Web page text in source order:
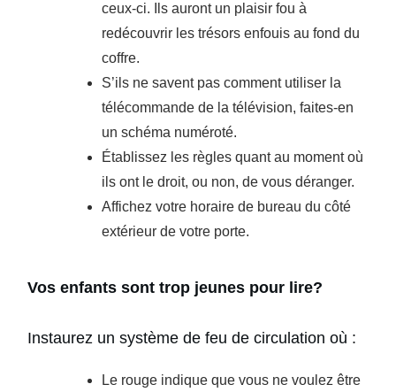
ceux-ci. Ils auront un plaisir fou à
redécouvrir les trésors enfouis au fond du
coffre.
S’ils ne savent pas comment utiliser la
télécommande de la télévision, faites-en
un schéma numéroté.
Établissez les règles quant au moment où
ils ont le droit, ou non, de vous déranger.
Affichez votre horaire de bureau du côté
extérieur de votre porte.
Vos enfants sont trop jeunes pour lire?
Instaurez un système de feu de circulation où :
Le rouge indique que vous ne voulez être